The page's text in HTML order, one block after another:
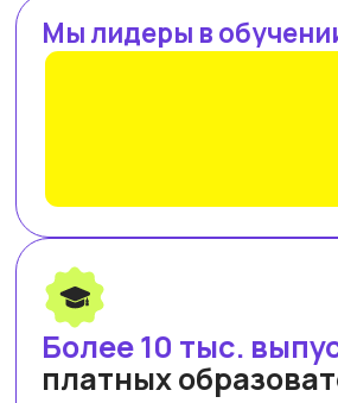
устойчивой реализации преимуществ
от технологии необходимы
им. Ломоносова ионлайн-
университета Zerocoder.